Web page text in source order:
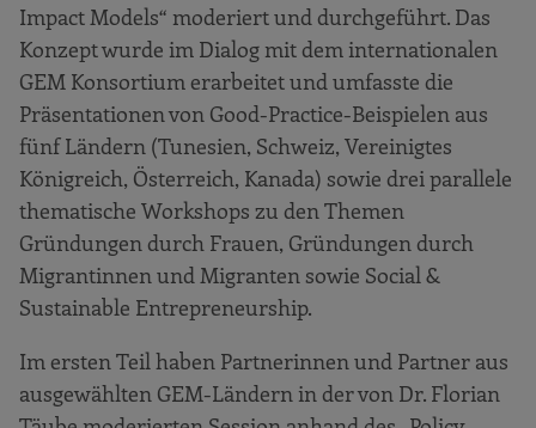
Impact Models“ moderiert und durchgeführt. Das
Konzept wurde im Dialog mit dem internationalen
GEM Konsortium erarbeitet und umfasste die
Präsentationen von Good-Practice-Beispielen aus
fünf Ländern (Tunesien, Schweiz, Vereinigtes
Königreich, Österreich, Kanada) sowie drei parallele
thematische Workshops zu den Themen
Gründungen durch Frauen, Gründungen durch
Migrantinnen und Migranten sowie Social &
Sustainable Entrepreneurship.
Im ersten Teil haben Partnerinnen und Partner aus
ausgewählten GEM-Ländern in der von Dr. Florian